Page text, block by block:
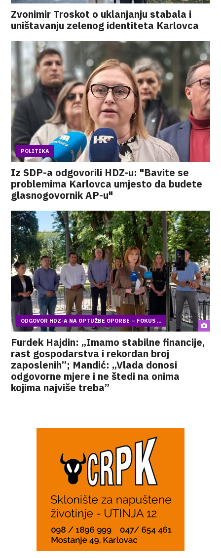
Zvonimir Troskot o uklanjanju stabala i
uništavanju zelenog identiteta Karlovca
POLITIKA
Iz SDP-a odgovorili HDZ-u: "Bavite se
problemima Karlovca umjesto da budete
glasnogovornik AP-u"
ODGOVOR HDZ-A NA OPTUŽBE OPORBE – FOKUS ...
Furdek Hajdin: „Imamo stabilne financije,
rast gospodarstva i rekordan broj
zaposlenih”; Mandić: „Vlada donosi
odgovorne mjere i ne štedi na onima
kojima najviše treba”